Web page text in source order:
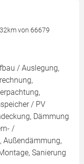
von 66679
/ Auslegung,
/ PV
Dämmung
/
Außendämmung,
Sanierung